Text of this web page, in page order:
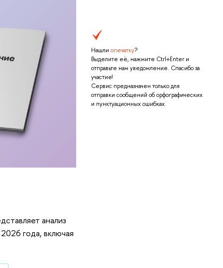
Нашли опечатку?
Выделите её, нажмите Ctrl+Enter и
отправьте нам уведомление. Спасибо за
участие!
Сервис предназначен только для
отправки сообщений об орфографических
и пунктуационных ошибках.
анализ
года, включая